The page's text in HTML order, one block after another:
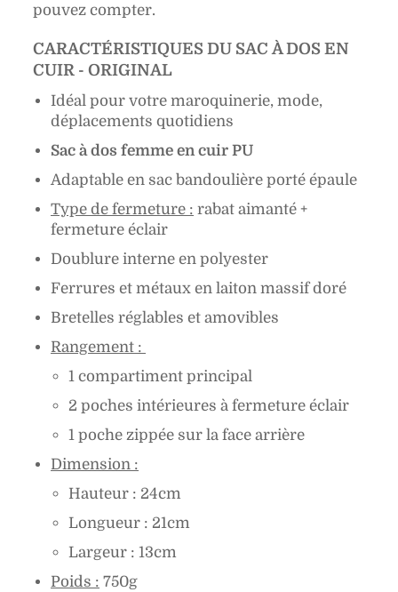
pouvez compter.
CARACTÉRISTIQUES DU SAC À DOS EN
CUIR - ORIGINAL
Idéal pour votre maroquinerie, mode,
déplacements quotidiens
Sac à dos femme en cuir PU
Adaptable en sac bandoulière porté épaule
Type de fermeture : rabat aimanté +
fermeture éclair
Doublure interne en polyester
Ferrures et métaux en laiton massif doré
Bretelles réglables et amovibles
Rangement :
1 compartiment principal
2 poches intérieures à fermeture éclair
1 poche zippée sur la face arrière
Dimension :
Hauteur : 24cm
Longueur : 21cm
Largeur : 13cm
Poids : 750g